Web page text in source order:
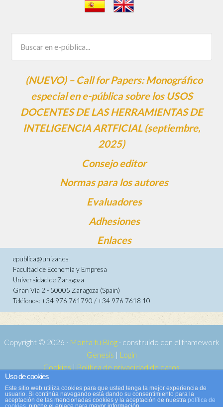
(NUEVO) – Call for Papers: Monográfico
especial en e-pública sobre los USOS
DOCENTES DE LAS HERRAMIENTAS DE
INTELIGENCIA ARTFICIAL (septiembre,
2025)
Consejo editor
Normas para los autores
Evaluadores
Adhesiones
Enlaces
epublica@unizar.es
Facultad de Economía y Empresa
Universidad de Zaragoza
Gran Vía 2 - 50005 Zaragoza (Spain)
Teléfonos: +34 976 761790 / +34 976 7618 10
Copyright © 2026 · Monta tu Blog· construido con el framework
Genesis | Login
Cookies | Política de privacidad de datos
Copyright © 2026 ·
WordPress·Acceder
Uso de cookies
Este sitio web utiliza cookies para que usted tenga la mejor experiencia de
usuario. Si continúa navegando está dando su consentimiento para la
aceptación de las mencionadas cookies y la aceptación de nuestra política de